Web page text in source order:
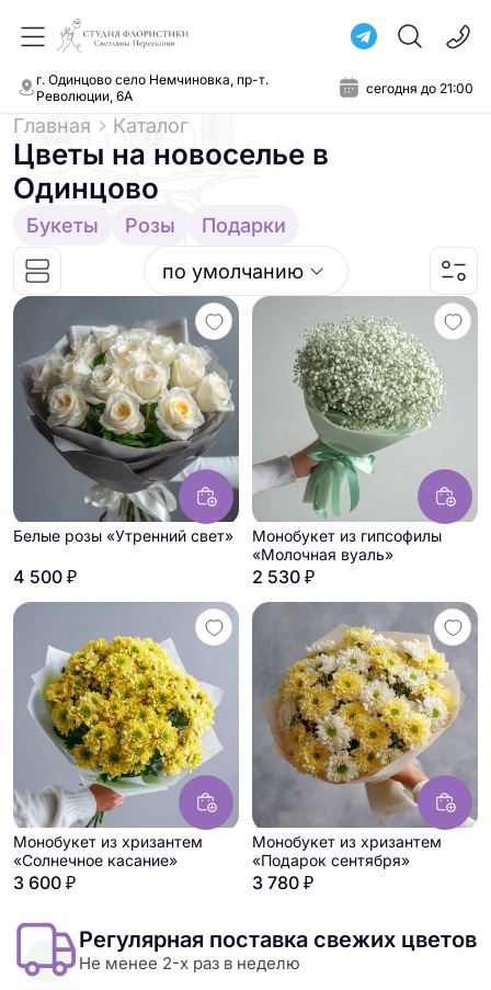
г. Одинцово село Немчиновка, пр-т.
Революции, 6А
сегодня до 21:00
Главная Каталог
Цветы на новоселье в
Одинцово
Букеты Розы
Подарки
по умолчанию
Белые розы «Утренний свет»
4 500 ₽
Монобукет из гипсофилы
«Молочная вуаль»
2 530 ₽
Монобукет из хризантем
«Солнечное касание»
3 600 ₽
Монобукет из хризантем
«Подарок сентября»
3 780 ₽
Регулярная поставка свежих цветов
Не менее 2-х раз в неделю